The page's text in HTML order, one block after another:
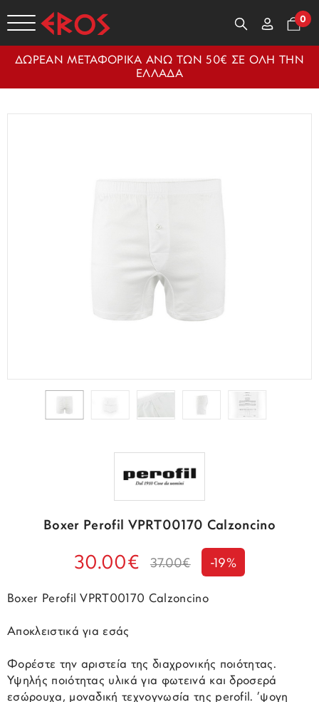
0
ΔΩΡΕΑΝ ΜΕΤΑΦΟΡΙΚΑ ΑΝΩ ΤΩΝ 50€ ΣΕ ΟΛΗ ΤΗΝ
ΕΛΛΑΔΑ
Boxer Perofil VPRT00170 Calzoncino
30.00€ 37.00€ -19%
Boxer Perofil VPRT00170 Calzoncino
Αποκλειστικά για εσάς
Φορέστε την αριστεία της διαχρονικής ποιότητας.
Υψηλής ποιότητας υλικά για φωτεινά και δροσερά
εσώρουχα, μοναδική τεχνογνωσία της perofil. ’ψογη